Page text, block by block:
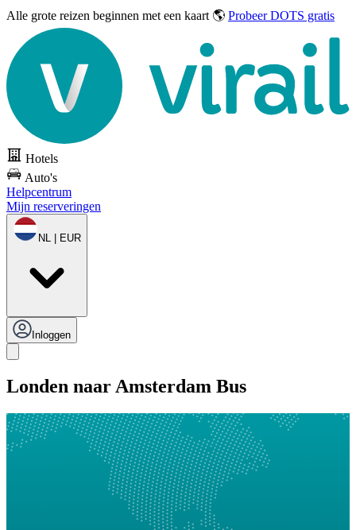
Alle grote reizen beginnen met een kaart 🌎 Probeer DOTS gratis
Hotels
Auto's
Helpcentrum
Mijn reserveringen
NL | EUR
Inloggen
Londen naar Amsterdam Bus